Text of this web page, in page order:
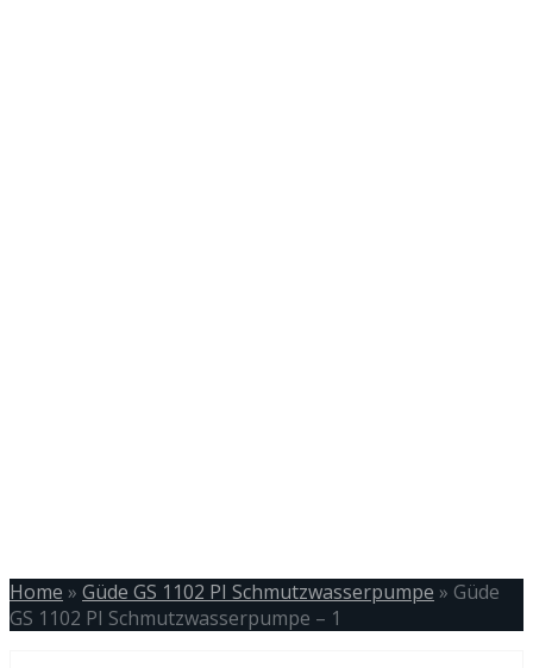
Home » Güde GS 1102 PI Schmutzwasserpumpe » Güde
GS 1102 PI Schmutzwasserpumpe – 1